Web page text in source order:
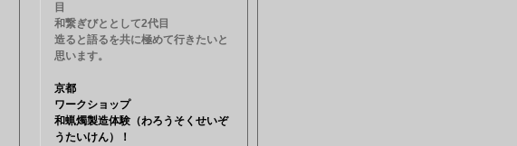
目
和繋ぎびととして2代目
造ると語るを共に極めて行きたいと
思います。
京都
ワークショップ
和蝋燭製造体験（わろうそくせいぞ
うたいけん）！